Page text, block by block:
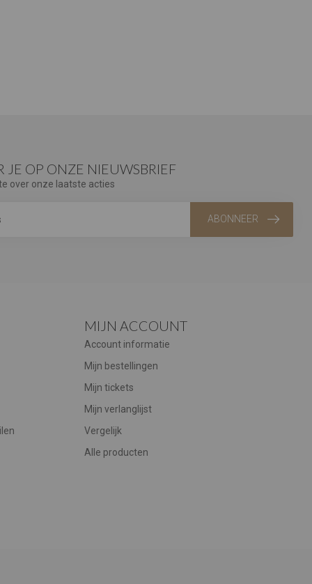
JE OP ONZE NIEUWSBRIEF
over onze laatste acties
ABONNEER
MIJN ACCOUNT
Account informatie
Mijn bestellingen
Mijn tickets
Mijn verlanglijst
Vergelijk
Alle producten